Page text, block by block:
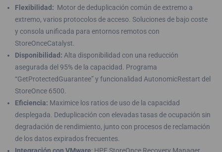
Flexibilidad: Motor de deduplicación común de extremo a
extremo, varios protocolos de acceso. Soluciones de bajo coste
y consola unificada para entornos remotos con
StoreOnceCatalyst.
Disponibilidad: Alta disponibilidad con una reducción
asegurada del 95% de la capacidad. Programa
“GetProtectedGuarantee” y funcionalidad AutonomicRestart del
StoreOnce 6500.
Eficiencia: Maximice los ratios de uso de la capacidad
desplegada. Deduplicación con elevadas tasas de ocupación sin
degradación de rendimiento, junto con procesos de reclamación
de los datos expirados frecuentes.